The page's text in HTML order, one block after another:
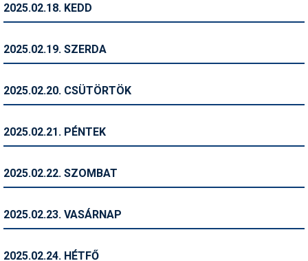
Snowboard
Szakértők
Telemark
2025.02.18. KEDD
2025.02.19. SZERDA
2025.02.20. CSÜTÖRTÖK
2025.02.21. PÉNTEK
2025.02.22. SZOMBAT
2025.02.23. VASÁRNAP
2025.02.24. HÉTFŐ